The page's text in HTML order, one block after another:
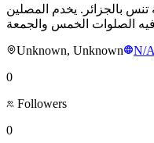
بالجزائر. يخدم المصلين
Unknown, Unknown
N/A
0
Followers
0